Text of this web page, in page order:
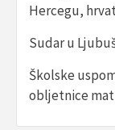
Hercegu,
Sudar u
Školske
obljetnice